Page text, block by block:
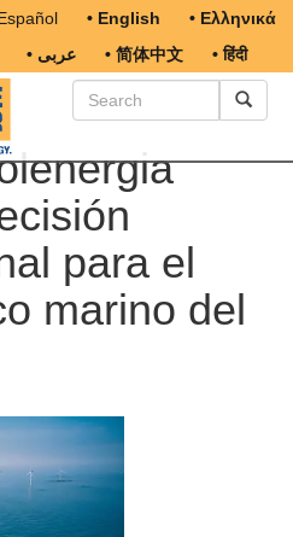
• English
• Ελληνικά
• عربى • 简体中文 • हिंदी
para el
marino del